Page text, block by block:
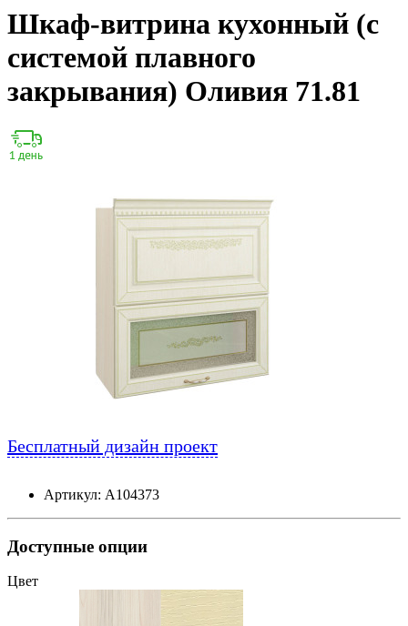
Шкаф-витрина кухонный (с
системой плавного
закрывания) Оливия 71.81
Бесплатный дизайн проект
Артикул: А104373
Доступные опции
Цвет